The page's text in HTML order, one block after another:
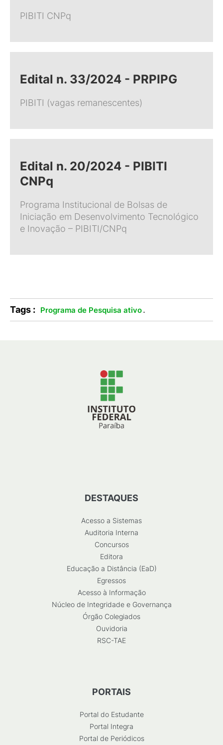
PIBITI CNPq
Edital n. 33/2024 - PRPIPG
PIBITI (vagas remanescentes)
Edital n. 20/2024 - PIBITI
CNPq
Programa Institucional de Bolsas de
Iniciação em Desenvolvimento Tecnológico
e Inovação – PIBITI/CNPq
Tags : Programa de Pesquisa ativo.
DESTAQUES
Acesso a Sistemas
Auditoria Interna
Concursos
Editora
Educação a Distância (EaD)
Egressos
Acesso à Informação
Núcleo de Integridade e Governança
Órgão Colegiados
Ouvidoria
RSC-TAE
PORTAIS
Portal do Estudante
Portal Integra
Portal de Periódicos